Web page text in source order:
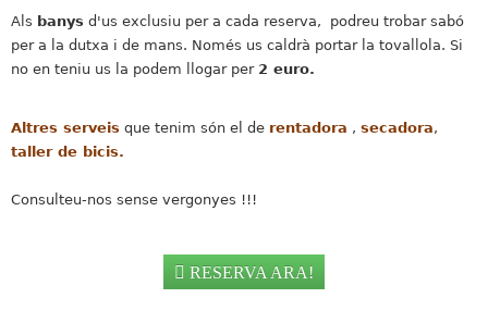
Als banys d'us exclusiu per a cada reserva, podreu trobar sabó
per a la dutxa i de mans. Només us caldrà portar la tovallola. Si
no en teniu us la podem llogar per 2 euro.
Altres serveis que tenim són el de rentadora , secadora,
taller de bicis.
Consulteu-nos sense vergonyes !!!
RESERVA ARA!